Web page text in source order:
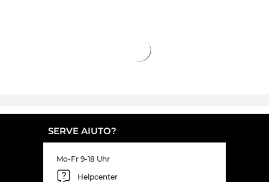
SERVE AIUTO?
Mo-Fr 9-18 Uhr
Helpcenter